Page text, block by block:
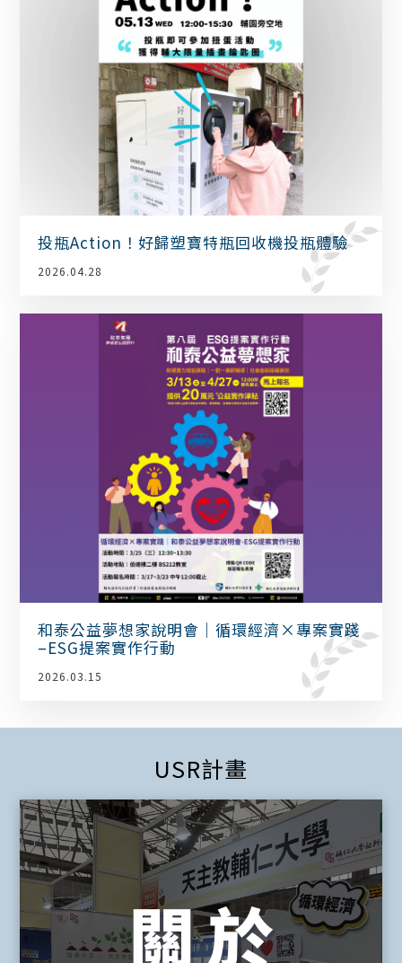
投瓶Action！好歸塑寶特瓶回收機投瓶體驗
2026.04.28
和泰公益夢想家說明會｜循環經濟×專案實踐
–ESG提案實作行動
2026.03.15
USR計畫